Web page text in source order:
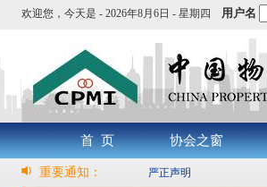
欢迎您， 今天是 - 2026年8月6日 - 星期四 用户名
首 页 协会之窗
重要通知： 严正声明